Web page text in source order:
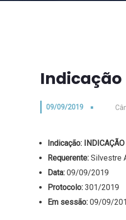
Indicação
09/09/2019
Indicação:
Requerente: Silvestre
Data: 09/09/2019
Protocolo: 301/2019
Em sessão: 09/09/